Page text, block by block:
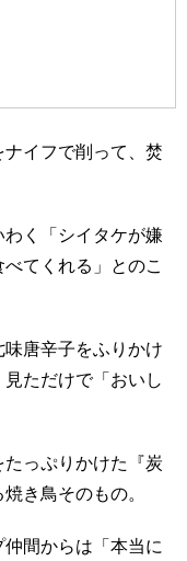
ナイフで削って、焚
く「シイタケが嫌
てくれる」とのこ
唐辛子をふりかけ
ただけで「おいし
っぷりかけた『炭
き鳥そのもの。
間からは「本当に